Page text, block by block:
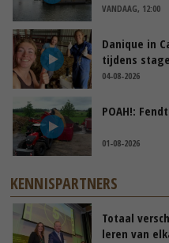
VANDAAG, 12:00
Danique in
tijdens
04-08-2026
POAH!:
01-08-2026
KENNISPARTNERS
Totaal
leren van